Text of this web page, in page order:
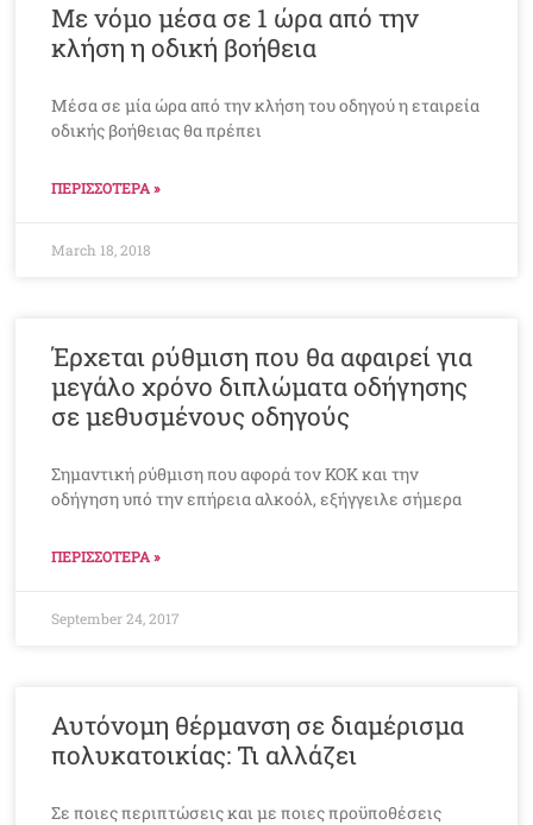
Με νόμο μέσα σε 1 ώρα από την
κλήση η οδική βοήθεια
Μέσα σε μία ώρα από την κλήση του οδηγού η εταιρεία
οδικής βοήθειας θα πρέπει
ΠΕΡΙΣΣΟΤΕΡΑ »
March 18, 2018
Έρχεται ρύθμιση που θα αφαιρεί για
μεγάλο χρόνο διπλώματα οδήγησης
σε μεθυσμένους οδηγούς
Σημαντική ρύθμιση που αφορά τον ΚΟΚ και την
οδήγηση υπό την επήρεια αλκοόλ, εξήγγειλε σήμερα
ΠΕΡΙΣΣΟΤΕΡΑ »
September 24, 2017
Αυτόνομη θέρμανση σε διαμέρισμα
πολυκατοικίας: Τι αλλάζει
Σε ποιες περιπτώσεις και με ποιες προϋποθέσεις